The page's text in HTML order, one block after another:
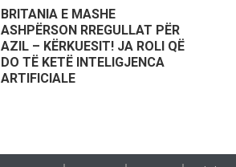
BRITANIA E MASHE
ASHPËRSON RREGULLAT PËR
AZIL – KËRKUESIT! JA ROLI QË
DO TË KETË INTELIGJENCA
ARTIFICIALE